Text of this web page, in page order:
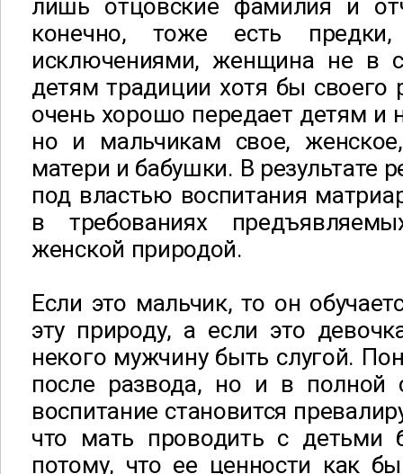
лишь отцовские фамилия и
конечно, тоже есть
исключениями, женщина не в
детям традиции хотя бы своего
очень хорошо передает детям и
но и мальчикам свое,
матери и бабушки. В результате
под властью воспитания
в требованиях
женской природой.
Если это мальчик, то он
эту природу, а если это
некого мужчину быть слугой.
после развода, но и в полной
воспитание становится
что мать проводить с детьми
потому, что ее ценности как